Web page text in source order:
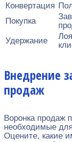
Конвертация
Покупка
Удержание
Внедрение
продаж
Воронка продаж
необходимые
Оцените, какие